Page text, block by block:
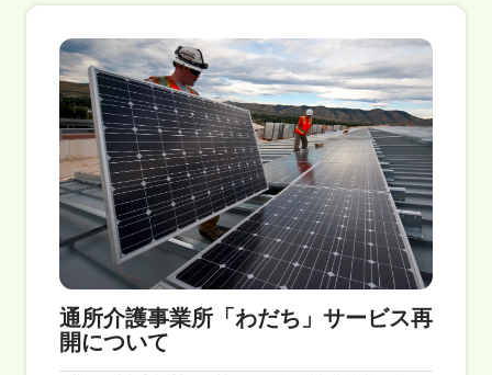
通所介護事業所「わだち」サービス再
開について